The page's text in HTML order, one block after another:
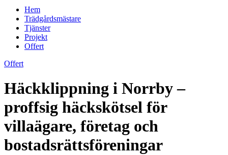
Hem
Trädgårdsmästare
Tjänster
Projekt
Offert
Offert
Häckklippning i Norrby –
proffsig häckskötsel för
villaägare, företag och
bostadsrättsföreningar